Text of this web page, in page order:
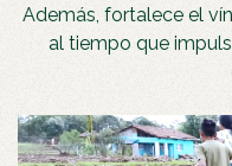
Además, fortalece el
al tiempo que